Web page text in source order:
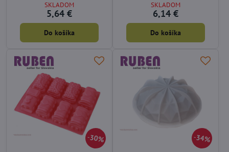
SKLADOM
5,64 €
Do košíka
SKLADOM
6,14 €
Do košíka
30% 34%